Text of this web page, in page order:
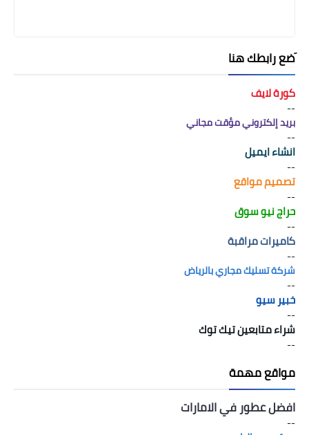
َضع رابطك هنا
كورة لايف
--
بريد إلكتروني مؤقت مجاني
--
انشاء ايميل
--
تصميم مواقع
--
حراج نيو سوق
--
كاميرات مراقبة
--
شركة تسليك مجاري بالرياض
--
خبير سيو
--
شراء متابعين تيك توك
--
مواقع مهمة
افضل عطور في الامارات
--